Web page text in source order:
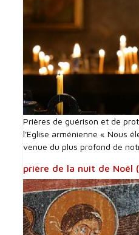
Prières de guérison et de
l'Eglise arménienne « Nous
venue du plus profond de
prière de la nuit de Noël